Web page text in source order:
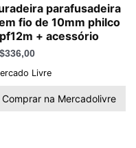
parafusadeira
fio de 10mm philco
+ acessório
336,00
Livre
Comprar na Mercadolivre